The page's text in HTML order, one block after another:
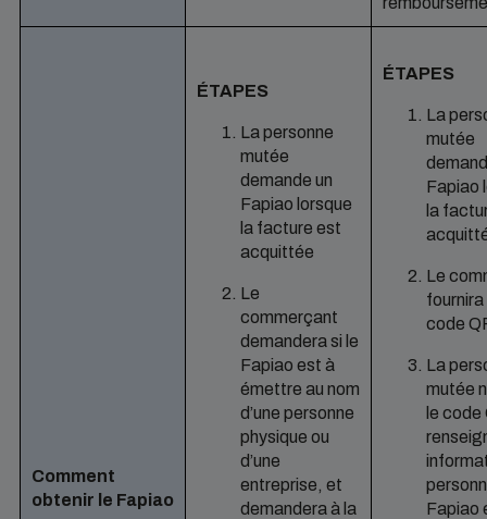
Comment
obtenir le Fapiao
ÉTAPES
La personne
mutée
demande un
Fapiao lorsque
la facture est
acquittée
Le
commerçant
demandera si le
Fapiao est à
émettre au nom
d’une personne
physique ou
d’une
entreprise, et
demandera à la
ÉTAPES
La
mutée
Fapiao
la
Le
fournira
code
La
mutée
le code
Fapiao